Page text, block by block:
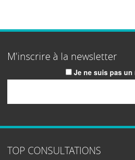
M'inscrire à la newsletter
Je ne suis pas un
TOP CONSULTATIONS